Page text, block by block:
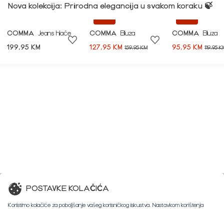
Nova kolekcija: Prirodna elegancija u svakom koraku 🍃
COMMA Jeans hlače
199,95 KM
COMMA
Bluza
127,95 KM 159,95 KM
COMMA
Bluza
95,95 KM 119,95
POSTAVKE KOLAČIĆA
Koristimo kolačiće za poboljšanje vašeg korisničkog iskustva. Nastavkom korištenja